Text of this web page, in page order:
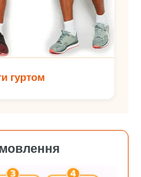
гуртом